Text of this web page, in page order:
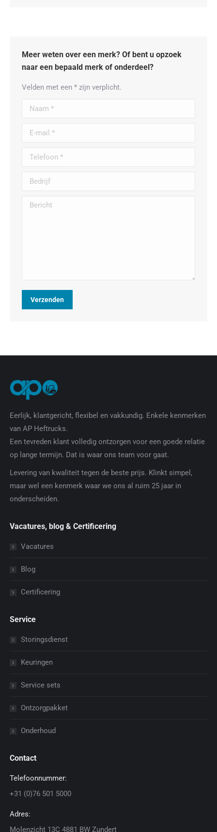
Meer weten over een merk? Of bent u opzoek
naar een bepaald merk of onderdeel?
Velden met een * zijn verplicht.
Naam *
E-mail *
Telefoon *
Bedrijf
Bericht
Verzenden
Eerlijk, klantgericht, flexibel en vakkundig. Enkele kenmerken
van AP Heftrucks.
Een tevreden klant volledig ontzorgen voor een goede relatie
op lange termijn. Dat is waar ons team voor gaat.
Levering van kwaliteit tegen de beste prijs. Klinkt simpel,
maar wel een kenmerk waar we ons al ruim 25 jaar in
onderscheiden.
Vacatures, blog & Certificering
Vacatures
Blog
Certificering
Service
Storingsdienst
Keuringen
Service sets
Ontzorgpakket
Onderhoud
Contact
Telefoonnummer:
+31 (0)76 501 5000
Adres:
Molenzicht 13C 4881 BW Zundert